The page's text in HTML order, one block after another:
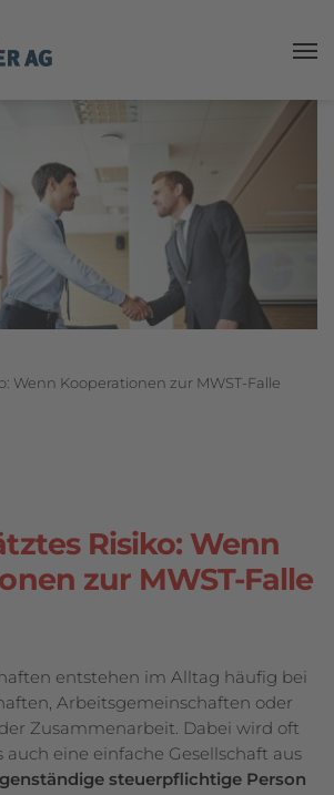
Wenn Kooperationen zur MWST-Falle
Risiko: Wenn
zur MWST-Falle
entstehen im Alltag häufig bei
Arbeitsgemeinschaften oder
Zusammenarbeit. Dabei wird oft
auch eine einfache Gesellschaft aus
steuerpflichtige Person